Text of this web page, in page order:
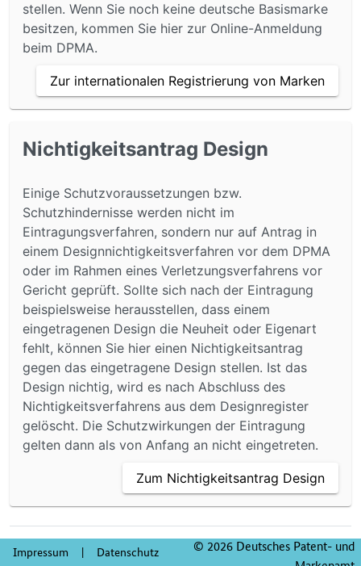
stellen. Wenn Sie noch keine deutsche Basismarke
besitzen, kommen Sie hier zur Online-Anmeldung
beim DPMA.
Zur internationalen Registrierung von Marken
Nichtigkeitsantrag Design
Einige Schutzvoraussetzungen bzw.
Schutzhindernisse werden nicht im
Eintragungsverfahren, sondern nur auf Antrag in
einem Designnichtigkeitsverfahren vor dem DPMA
oder im Rahmen eines Verletzungsverfahrens vor
Gericht geprüft. Sollte sich nach der Eintragung
beispielsweise herausstellen, dass einem
eingetragenen Design die Neuheit oder Eigenart
fehlt, können Sie hier einen Nichtigkeitsantrag
gegen das eingetragene Design stellen. Ist das
Design nichtig, wird es nach Abschluss des
Nichtigkeitsverfahrens aus dem Designregister
gelöscht. Die Schutzwirkungen der Eintragung
gelten dann als von Anfang an nicht eingetreten.
Zum Nichtigkeitsantrag Design
Impressum | Datenschutz
© 2026 Deutsches Patent- und